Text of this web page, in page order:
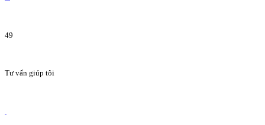
49
Tư vấn giúp tôi